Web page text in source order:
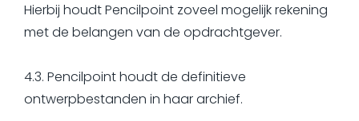
Hierbij houdt Pencilpoint zoveel mogelijk rekening
met de belangen van de opdrachtgever.
4.3. Pencilpoint houdt de definitieve
ontwerpbestanden in haar archief.